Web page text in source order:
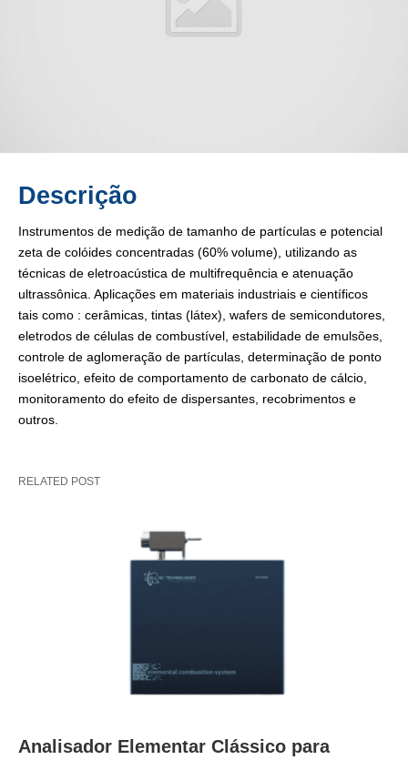
Descrição
Instrumentos de medição de tamanho de partículas e potencial
zeta de colóides concentradas (60% volume), utilizando as
técnicas de eletroacústica de multifrequência e atenuação
ultrassônica. Aplicações em materiais industriais e científicos
tais como : cerâmicas, tintas (látex), wafers de semicondutores,
eletrodos de células de combustível, estabilidade de emulsões,
controle de aglomeração de partículas, determinação de ponto
isoelétrico, efeito de comportamento de carbonato de cálcio,
monitoramento do efeito de dispersantes, recobrimentos e
outros.
RELATED POST
Analisador Elementar Clássico para